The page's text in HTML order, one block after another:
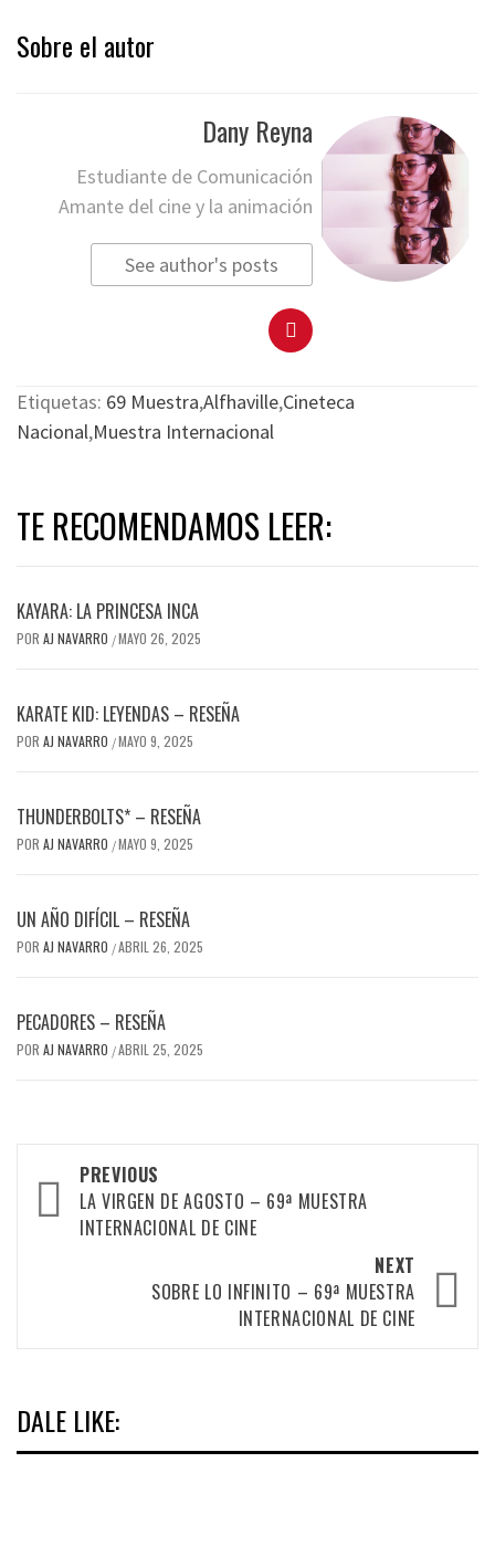
Sobre el autor
Dany Reyna
Estudiante de Comunicación
Amante del cine y la animación
See author's posts
Etiquetas: 69 Muestra,Alfhaville,Cineteca
Nacional,Muestra Internacional
TE RECOMENDAMOS LEER:
KAYARA: LA PRINCESA INCA
POR AJ NAVARRO /MAYO 26, 2025
KARATE KID: LEYENDAS – RESEÑA
POR AJ NAVARRO /MAYO 9, 2025
THUNDERBOLTS* – RESEÑA
POR AJ NAVARRO /MAYO 9, 2025
UN AÑO DIFÍCIL – RESEÑA
POR AJ NAVARRO /ABRIL 26, 2025
PECADORES – RESEÑA
POR AJ NAVARRO /ABRIL 25, 2025
Post
navigation
PREVIOUS
LA VIRGEN DE AGOSTO – 69ª MUESTRA
INTERNACIONAL DE CINE
NEXT
SOBRE LO INFINITO – 69ª MUESTRA
INTERNACIONAL DE CINE
DALE LIKE: